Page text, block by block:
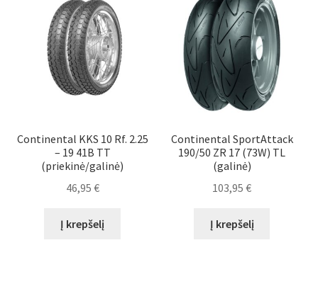
Continental KKS 10 Rf. 2.25
– 19 41B TT
(priekinė/galinė)
46,95 €
Į krepšelį
Continental SportAttack
190/50 ZR 17 (73W) TL
(galinė)
103,95€
Į krepšelį